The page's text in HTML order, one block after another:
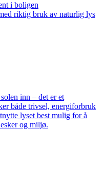
i boligen
riktig bruk av naturlig lys
inn – det er et
både trivsel, energiforbruk
lyset best mulig for å
og miljø.